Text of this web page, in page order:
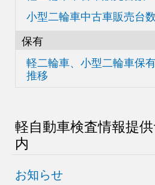
小型二輪車中古車販売台数
保有
軽二輪車、小型二輪車保
推移
軽自動車検査情報提
内
お知らせ